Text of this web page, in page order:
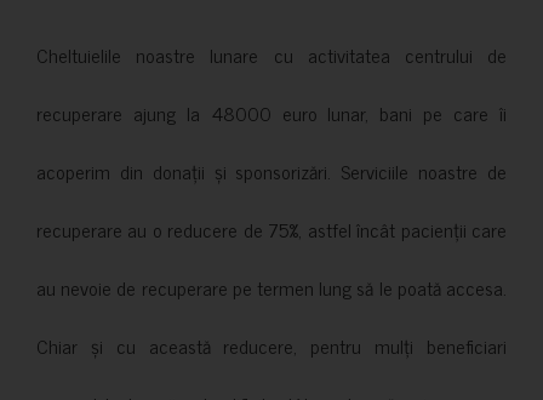
Cheltuielile noastre lunare cu activitatea centrului de
recuperare ajung la 48000 euro lunar, bani pe care îi
acoperim din donații și sponsorizări. Serviciile noastre de
recuperare au o reducere de 75%, astfel încât pacienții care
au nevoie de recuperare pe termen lung să le poată accesa.
Chiar și cu această reducere, pentru mulți beneficiari